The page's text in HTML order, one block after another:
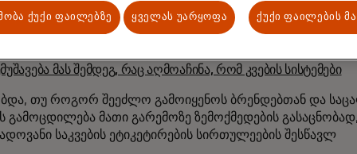
რაც შვიდი წლის განმავლობაში მუშაობდა
მათ შორის ყვავილებისთვის ნახშირბადის ნეიტრალური
33 წლის, რომელიც დაქორწინებულია პროფესიონალ
მას შემდეგ, რაც აღმოაჩინა, რომ კვების სისტემები
თუ როგორ შეეძლო გამოიყენოს ბრენდებთან და
გამოცდილება მათი გარემოზე ზემოქმედების
საკვების ეტიკეტირების სირთულეების შესწავლ
ქუქი ფაილებზე ყველას უარყოფა ქუქი ფაილების